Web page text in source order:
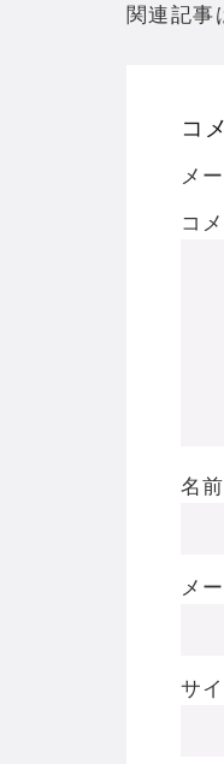
関連記事
コ
メ
コ
名前
メ
サ